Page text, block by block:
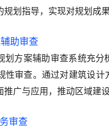
规划指导，实现对规划成
助审查
划方案辅助审查系统充分
性审查。通过对建筑设
推广与应用，推动区域建
审查